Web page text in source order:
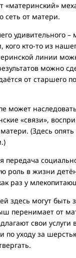
«материнский»
сеть от матери.
удивительного
кто-то из
линии
можно
от
может
«связи»,
(Здесь
передача
роль в жизни
раз у
здесь могут
перенимает от
свои услуги
по уходу за